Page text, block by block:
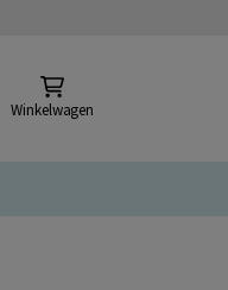
Winkelwagen